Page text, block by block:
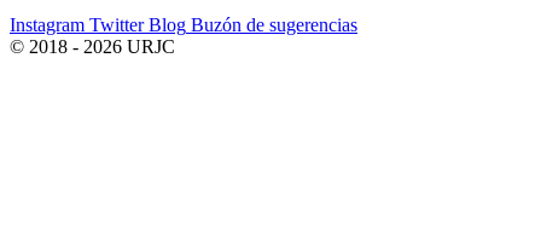
Instagram Twitter Blog Buzón de sugerencias
© 2018 - 2026 URJC